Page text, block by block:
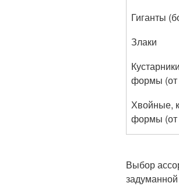
Гиганты
Злаки
формы (от
Хвойные,
формы (от
Выбор